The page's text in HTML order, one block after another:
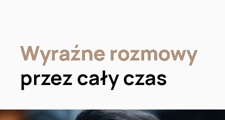
Wyraźne rozmowy
Wyraźne rozmowy
przez cały czas